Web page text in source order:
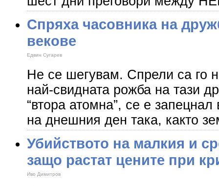
Спряха часовника на
векове
Едвин Сугарев
Не се шегувам. Спрели са го
най-свидната рожба на тази
“втора атомна”, се е
на днешния ден така, както
Убийството на малкия и
защо растат цените при
Иво Димитров